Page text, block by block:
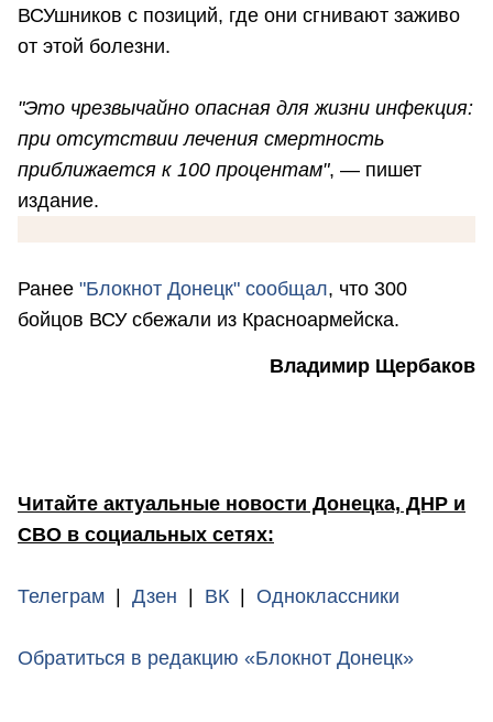
ВСУшников с позиций, где они сгнивают заживо
от этой болезни.
"Это чрезвычайно опасная для жизни инфекция:
при отсутствии лечения смертность
приближается к 100 процентам", — пишет
издание.
Ранее "Блокнот Донецк" сообщал, что 300
бойцов ВСУ сбежали из Красноармейска.
Владимир Щербаков
Читайте актуальные новости Донецка, ДНР и
СВО в социальных сетях:
Телеграм Дзен ВК Одноклассники
Обратиться в редакцию «Блокнот Донецк»